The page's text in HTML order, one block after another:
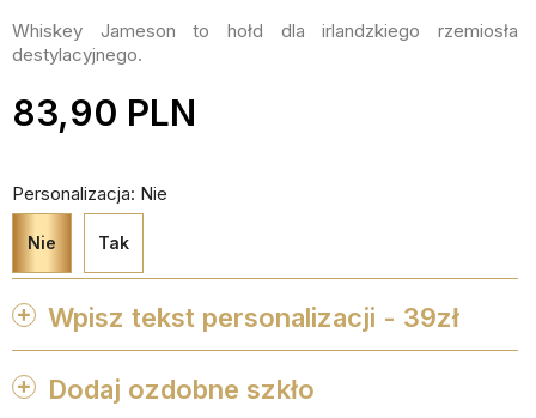
Whiskey Jameson to hołd dla irlandzkiego rzemiosła
destylacyjnego.
83,90 PLN
Wpisz tekst personalizacji - 39zł
Dodaj ozdobne szkło
Personalizacja: Nie
Nie Tak